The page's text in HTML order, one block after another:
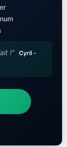
!" Cyril -